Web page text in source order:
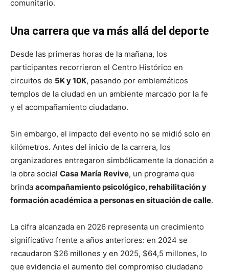
comunitario.
Una carrera que va más allá del deporte
Desde las primeras horas de la mañana, los
participantes recorrieron el Centro Histórico en
circuitos de 5K y 10K, pasando por emblemáticos
templos de la ciudad en un ambiente marcado por la fe
y el acompañamiento ciudadano.
Sin embargo, el impacto del evento no se midió solo en
kilómetros. Antes del inicio de la carrera, los
organizadores entregaron simbólicamente la donación a
la obra social Casa María Revive, un programa que
brinda acompañamiento psicológico, rehabilitación y
formación académica a personas en situación de calle.
La cifra alcanzada en 2026 representa un crecimiento
significativo frente a años anteriores: en 2024 se
recaudaron $26 millones y en 2025, $64,5 millones, lo
que evidencia el aumento del compromiso ciudadano